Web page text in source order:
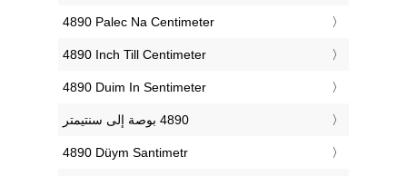
‎4890 Palec Na Centimeter
‎4890 Inch Till Centimeter
‎4890 Duim In Sentimeter
‎4890 Düym Santimetr